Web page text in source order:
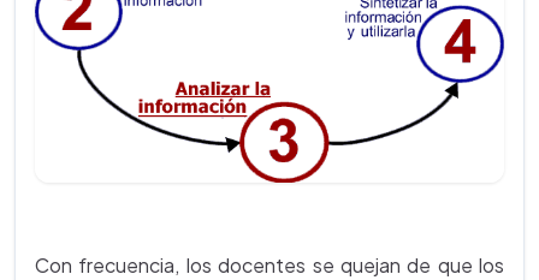
Con frecuencia, los docentes se quejan de que los